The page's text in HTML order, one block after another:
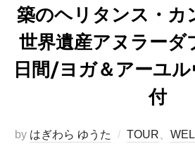
築のヘリタンス・カ
世界遺産アヌラーダ
日間/ヨガ＆アーユ
付
by はぎわら ゆうた TOUR